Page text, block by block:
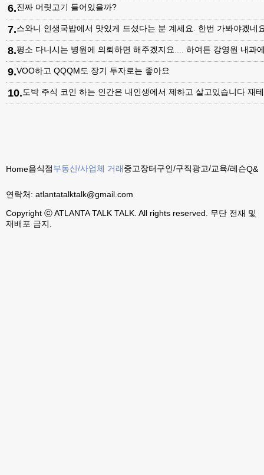
6.진짜 머릿고기 들어있을까?
7.스와니 인생국밥에서 맛있게 드셨다는 분 계세요. 한번 가봐야겠네
8.평소 다니시는 병원에 의뢰하면 해주겠지요.... 하여튼 강영원 내과
9.VOO하고 QQQM도 장기 투자로는 좋아요
10.도박 주식 코인 하는 인간은 내인생에서 제하고 살고있습니다 재
Home음식점부동산/사업체 거래중고장터구인/구직광고/교육/레슨Q&A
연락처: atlantatalktalk@gmail.com
Copyright ⓒ ATLANTA TALK TALK. All rights reserved. 무단 전재 및
재배포 금지.